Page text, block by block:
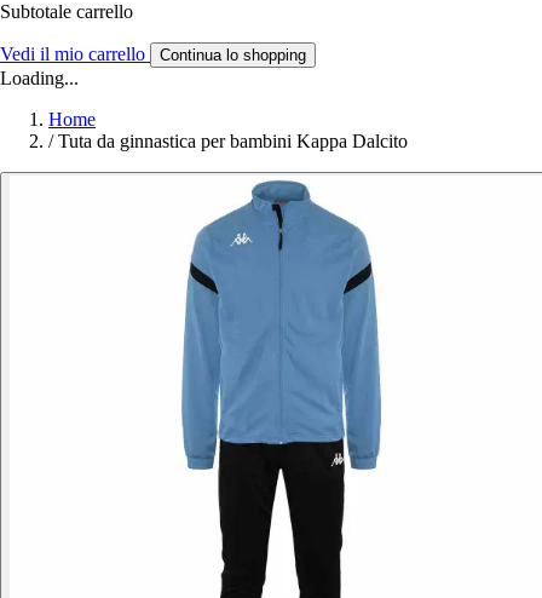
Subtotale carrello
Vedi il mio carrello Continua lo shopping
Loading...
Home
/ Tuta da ginnastica per bambini Kappa Dalcito